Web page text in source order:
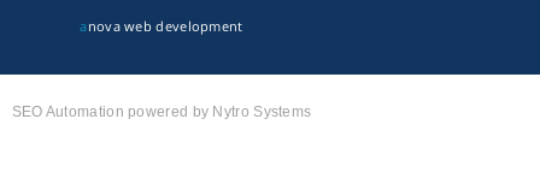
a nova web development
SEO Automation powered by Nytro Systems